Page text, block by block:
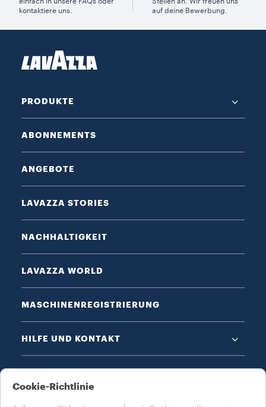
kontaktiere uns.
auf deine Bewerbung.
PRODUKTE
ABONNEMENTS
ANGEBOTE
LAVAZZA STORIES
NACHHALTIGKEIT
LAVAZZA WORLD
MASCHINENREGISTRIERUNG
HILFE UND KONTAKT
Cookie-Richtlinie